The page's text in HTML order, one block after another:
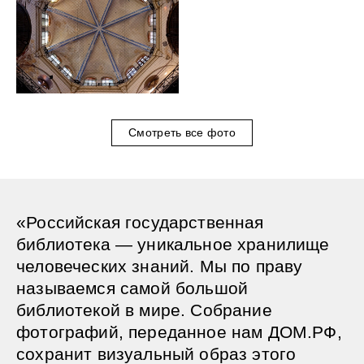
Смотреть все фото
«Российская государственная
библиотека — уникальное хранилище
человеческих знаний. Мы по праву
называемся самой большой
библиотекой в мире. Собрание
фотографий, переданное нам ДОМ.РФ,
сохранит визуальный образ этого